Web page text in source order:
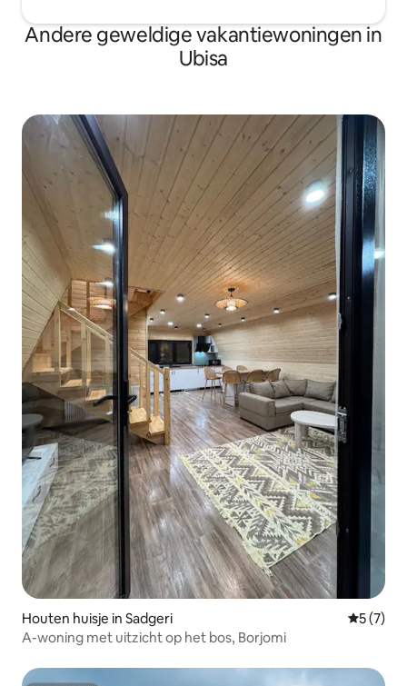
Andere geweldige vakantiewoningen in
Ubisa
Houten huisje in Sadgeri
5 (7)
A-woning met uitzicht op het bos, Borjomi